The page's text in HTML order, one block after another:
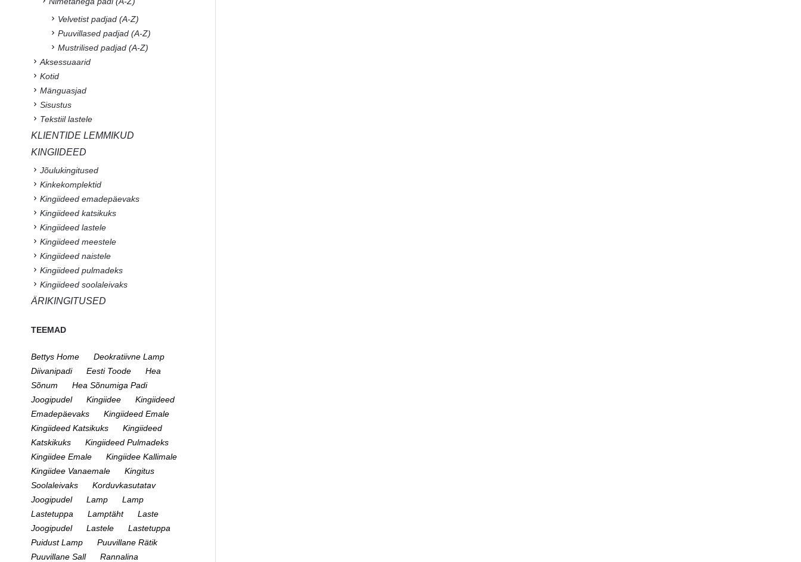
Velvetist padjad (A-Z)
Puuvillased padjad (A-Z)
Mustrilised padjad (A-Z)
Aksessuaarid
Kotid
Mänguasjad
Sisustus
Tekstiil lastele
KLIENTIDE LEMMIKUD
KINGIIDEED
Jõulukingitused
Kinkekomplektid
Kingiideed emadepäevaks
Kingiideed katsikuks
Kingiideed lastele
Kingiideed meestele
Kingiideed naistele
Kingiideed pulmadeks
Kingiideed soolaleivaks
ÄRIKINGITUSED
TEEMAD
Bettys Home
Deokratiivne Lamp
Diivanipadi
Eesti Toode
Hea
Sõnum
Hea Sõnumiga Padi
Joogipudel
Kingiidee
Kingiideed
Emadepäevaks
Kingiideed Emale
Kingiideed Katsikuks
Kingiideed
Katskikuks
Kingiideed Pulmadeks
Kingiidee Emale
Kingiidee Kallimale
Kingiidee Vanaemale
Kingitus
Soolaleivaks
Korduvkasutatav
Joogipudel
Lamp
Lamp
Lastetuppa
Lamptäht
Laste
Joogipudel
Lastele
Lastetuppa
Puidust Lamp
Puuvillane Rätik
Puuvillane Sall
Rannalina